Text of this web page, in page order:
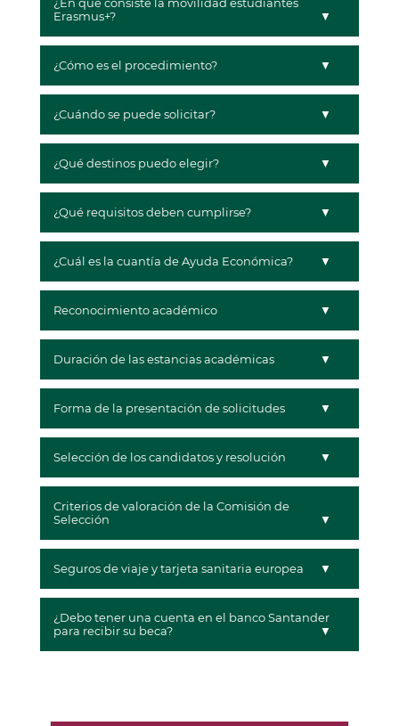
¿En qué consiste la movilidad estudiantes
Erasmus+?
¿Cómo es el procedimiento?
¿Cuándo se puede solicitar?
¿Qué destinos puedo elegir?
¿Qué requisitos deben cumplirse?
¿Cuál es la cuantía de Ayuda Económica?
Reconocimiento académico
Duración de las estancias académicas
Forma de la presentación de solicitudes
Selección de los candidatos y resolución
Criterios de valoración de la Comisión de
Selección
Seguros de viaje y tarjeta sanitaria europea
¿Debo tener una cuenta en el banco Santander
para recibir su beca?